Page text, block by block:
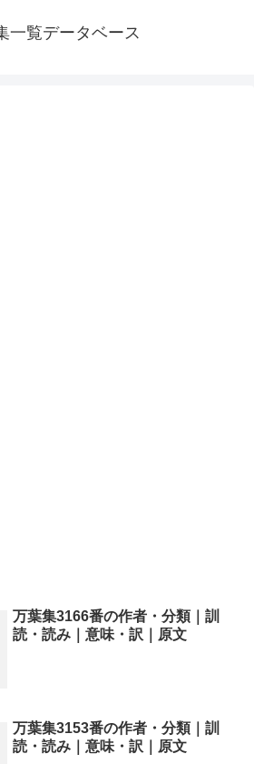
一覧データベース
万葉集3166番の作者・分類｜訓
読・読み｜意味・訳｜原文
万葉集3153番の作者・分類｜訓
読・読み｜意味・訳｜原文